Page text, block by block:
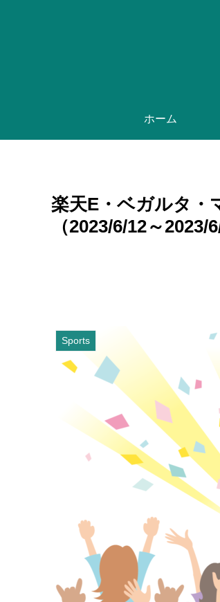
ホーム
楽天E・ベガルタ・
（2023/6/12～2023/
Sports